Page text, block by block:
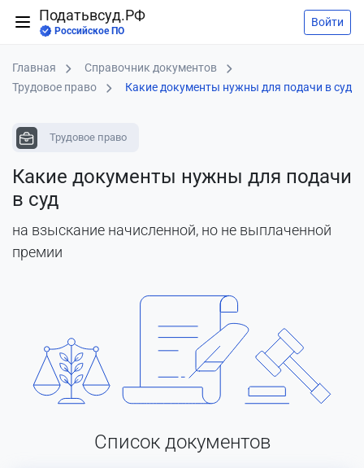
Податьвсуд.РФ
Российское ПО
Войти
Главная
Справочник документов
Трудовое право
Какие документы нужны для подачи в суд
Трудовое право
Какие документы нужны для подачи
в суд
на взыскание начисленной, но не выплаченной
премии
Список документов